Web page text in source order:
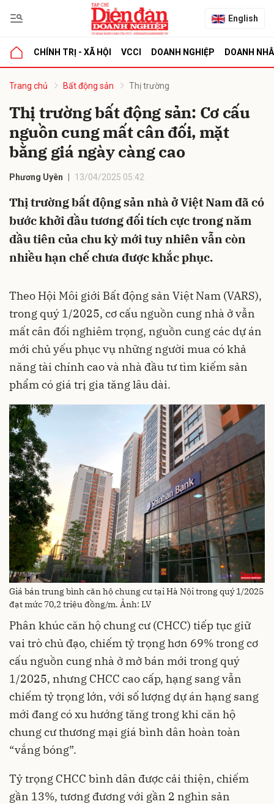
English
CHÍNH TRỊ - XÃ HỘI VCCI DOANH NGHIỆP DOANH
Trang chủ Bất động sản Thị trường
Thị trường bất động sản: Cơ cấu
nguồn cung mất cân đối, mặt
bằng giá ngày càng cao
Phương Uyên 13/04/2025 05:42
Thị trường bất động sản nhà ở Việt Nam đã có
bước khởi đầu tương đối tích cực trong năm
đầu tiên của chu kỳ mới tuy nhiên vẫn còn
nhiều hạn chế chưa được khắc phục.
Theo Hội Môi giới Bất động sản Việt Nam (VARS),
trong quý 1/2025, cơ cấu nguồn cung nhà ở vẫn
mất cân đối nghiêm trọng, nguồn cung các dự án
mới chủ yếu phục vụ những người mua có khả
năng tài chính cao và nhà đầu tư tìm kiếm sản
phẩm có giá trị gia tăng lâu dài.
Giá bán trung bình căn hộ chung cư tại Hà Nội trong quý 1/2025
đạt mức 70,2 triệu đồng/m. Ảnh: LV
Phân khúc căn hộ chung cư (CHCC) tiếp tục giữ
vai trò chủ đạo, chiếm tỷ trọng hơn 69% trong cơ
cấu nguồn cung nhà ở mở bán mới trong quý
1/2025, nhưng CHCC cao cấp, hạng sang vẫn
chiếm tỷ trọng lớn, với số lượng dự án hạng sang
mới đang có xu hướng tăng trong khi căn hộ
chung cư thương mại giá bình dân hoàn toàn
“vắng bóng”.
Tỷ trọng CHCC bình dân được cải thiện, chiếm
gần 13%, tương đương với gần 2 nghìn sản
luận
Hủy